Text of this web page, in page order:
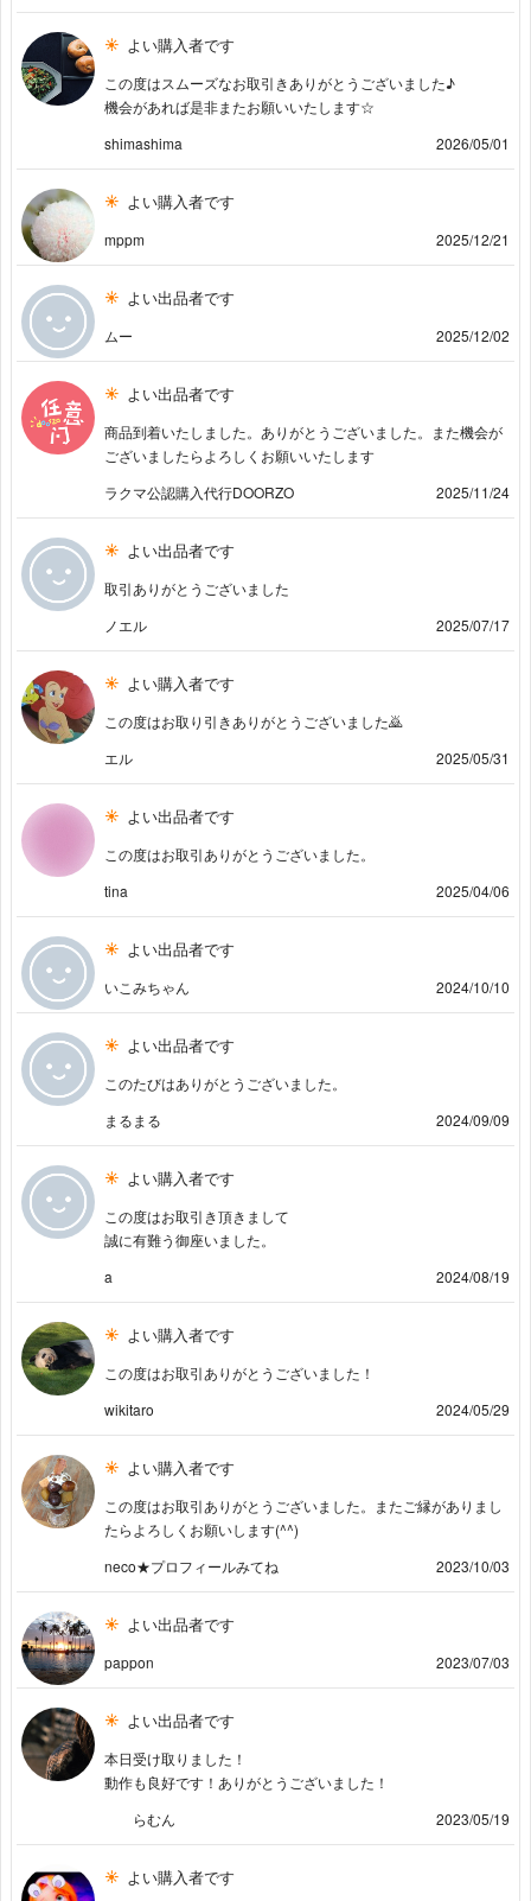
よい購入者です
この度はスムーズなお取引きありがとうございました♪
機会があれば是非またお願いいたします☆
shimashima
2026/05/01
よい購入者です
mppm 2025/12/21
よい出品者です
ムー 2025/12/02
よい出品者です
商品到着いたしました。ありがとうございました。また機会が
ございましたらよろしくお願いいたします
ラクマ公認購入代行DOORZO
2025/11/24
よい出品者です
取引ありがとうございました
ノエル
2025/07/17
よい購入者です
この度はお取り引きありがとうございました🙇
エル
2025/05/31
よい出品者です
この度はお取引ありがとうございました。
tina
2025/04/06
よい出品者です
いこみちゃん 2024/10/10
よい出品者です
このたびはありがとうございました。
まるまる
2024/09/09
よい購入者です
この度はお取引き頂きまして
誠に有難う御座いました。
a
2024/08/19
よい購入者です
この度はお取引ありがとうございました！
wikitaro
2024/05/29
よい購入者です
この度はお取引ありがとうございました。またご縁がありまし
たらよろしくお願いします(^^)
neco★プロフィールみてね
2023/10/03
よい出品者です
pappon 2023/07/03
よい出品者です
本日受け取りました！
動作も良好です！ありがとうございました！
らむん
2023/05/19
よい購入者です